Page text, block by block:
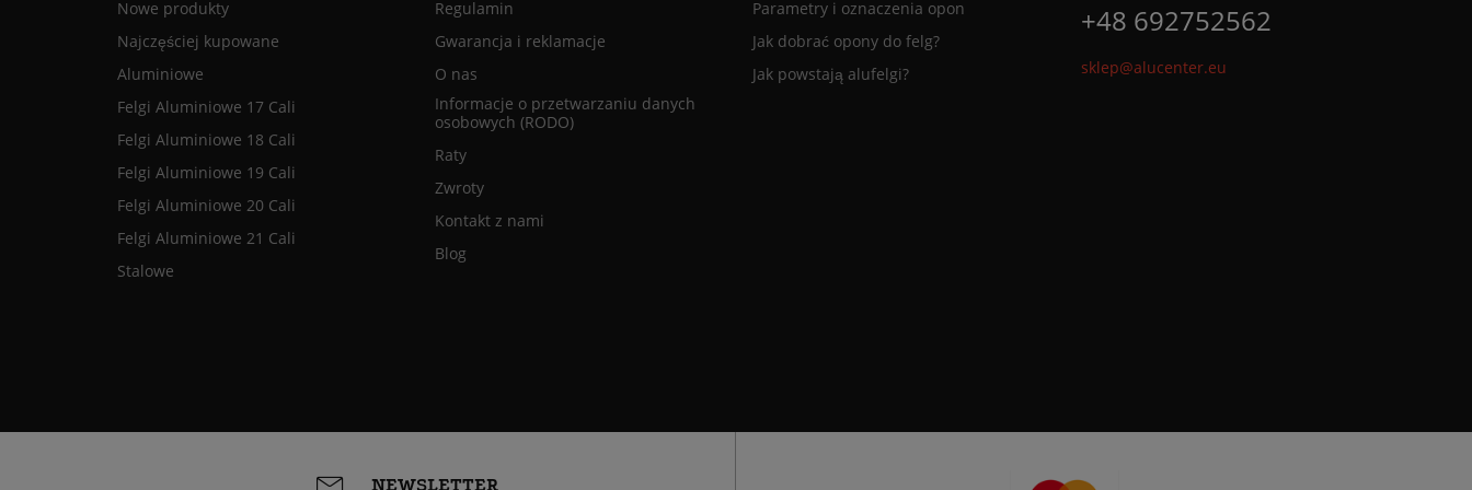
Nowe produkty
Najczęściej kupowane
Aluminiowe
Felgi Aluminiowe 17 Cali
Felgi Aluminiowe 18 Cali
Felgi Aluminiowe 19 Cali
Felgi Aluminiowe 20 Cali
Felgi Aluminiowe 21 Cali
Stalowe
Regulamin
Gwarancja i reklamacje
O nas
Informacje o przetwarzaniu danych
osobowych (RODO)
Raty
Zwroty
Kontakt z nami
Blog
Parametry i oznaczenia opon
Jak dobrać opony do felg?
Jak powstają alufelgi?
+48 692752562
sklep@alucenter.eu
NEWSLETTER